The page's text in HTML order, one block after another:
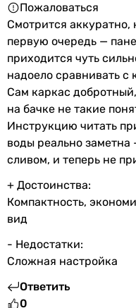
Пожаловаться
Смотрится аккуратно,
первую очередь —
приходится чуть
надоело сравнивать с
Сам каркас
на бачке не такие
Инструкцию читать
воды реально
сливом, и теперь не
+ Достоинства:
Компактность,
вид
- Недостатки:
Сложная настройка
Ответить
0